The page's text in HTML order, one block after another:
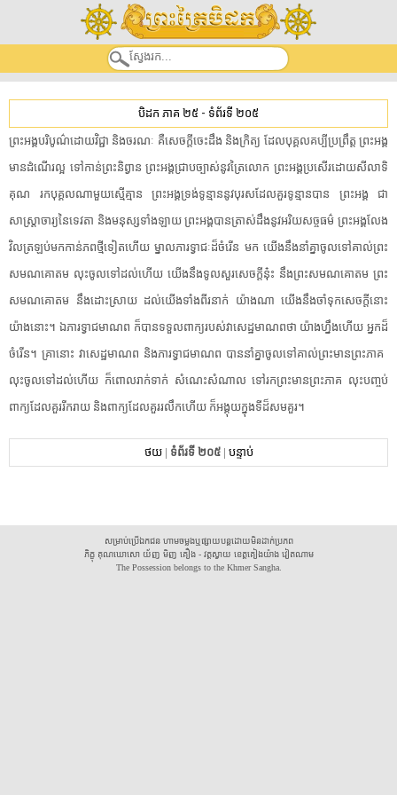
បិដក ភាគ ២៥ - ទំព័រទី ២០៥
​ព្រះអង្គ​បរិបូណ៌​ដោយ​វិជ្ជា​ ​និង​ចរណៈ​ ​គឺ​សេចក្តី​ចេះដឹង​ ​និង​ក្រិត្យ​ ​ដែល​បុគ្គល​គប្បី​ប្រព្រឹត្ត​ ​ព្រះអង្គ​
មានដំណើរ​ល្អ​ ​ទៅកាន់​ព្រះនិព្វាន​ ​ព្រះអង្គ​ជ្រាប​ច្បាស់​នូវ​ត្រៃលោក​ ​ព្រះអង្គ​ប្រសើរ​ដោយ​សីលាទិ
គុណ​ ​រក​បុគ្គល​ណាមួយ​ស្មើ​គ្មាន​ ​ព្រះអង្គ​ទ្រង់​ទូន្មាន​នូវ​បុរស​ដែល​គួរ​ទូន្មាន​បាន​ ​ព្រះអង្គ​ ​ជា​
សាស្ត្រា​ចារ្យ​នៃ​ទេវតា​ ​និង​មនុស្ស​ទាំងឡាយ​ ​ព្រះអង្គ​បាន​ត្រាស់​ដឹង​នូវ​អរិយសច្ច​ធម៌​ ​ព្រះអង្គ​លែង​
វិលត្រឡប់​មកកាន់​ភព​ថ្មីទៀត​ហើយ​ ​ម្នាល​ភារ​ទ្វា​ជៈ​ដ៏​ចំរើន​ ​មក​ ​យើង​នឹង​នាំគ្នា​ចូល​ទៅ​គាល់​ព្រះ
សមណគោតម​ ​លុះ​ចូល​ទៅដល់​ហើយ​ ​យើង​នឹង​ទូល​សួរ​សេចក្តី​នុ៎ះ​ ​នឹង​ព្រះសមណគោតម​ ​ព្រះ
សមណគោតម​ ​នឹង​ដោះស្រាយ​ ​ដល់​យើង​ទាំងពីរ​នាក់​ ​យ៉ាងណា​ ​យើង​នឹង​ចាំទុក​សេចក្តី​នោះ​
យ៉ាងនោះ​។​ ​ឯ​ភារ​ទ្វា​ជ​មាណព​ ​ក៏បាន​ទទួលពាក្យ​របស់​វា​សេដ្ឋ​មាណព​ថា​ ​យ៉ាងហ្នឹងហើយ​ ​អ្នក​ដ៏​
ចំរើន​។​ ​គ្រានោះ​ ​វា​សេដ្ឋ​មាណព​ ​និង​ភារ​ទ្វា​ជ​មាណព​ ​បាន​នាំគ្នា​ចូល​ទៅ​គាល់​ព្រះមានព្រះភាគ​ ​
លុះ​ចូល​ទៅដល់​ហើយ​ ​ក៏​ពោល​រាក់ទាក់​ ​សំណេះសំណាល​ ​ទៅ​រក​ព្រះមានព្រះភាគ​ ​លុះ​បញ្ចប់​
ពាក្យ​ដែល​គួរ​រីករាយ​ ​និង​ពាក្យ​ដែល​គួរ​រលឹក​ហើយ​ ​ក៏​អង្គុយ​ក្នុង​ទី​ដ៏​សមគួរ​។​ ​
ថយ| ទំព័រទី ២០៥| បន្ទាប់
សម្រាប់ប្រើឯកជន ហាមចម្លងឬផ្សាយបន្តដោយមិនដាក់ប្រភព
ភិក្ខុ គុណឃោសោ យ័ញ មិញ គឿង - វត្តស្វាយ ខេត្តគៀងយ៉ាង វៀតណាម
The Possession belongs to the Khmer Sangha.